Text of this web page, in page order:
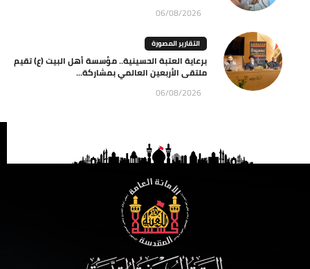
06/08/2026
التقارير المصورة
برعاية العتبة الحسينية.. مؤسسة أهل البيت (ع) تقيم
ملتقى الأربعين العالمي بمشاركة...
06/08/2026